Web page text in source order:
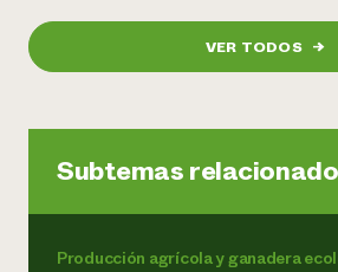
VER TODOS →
Subtemas
Producción agrícola y ganadera